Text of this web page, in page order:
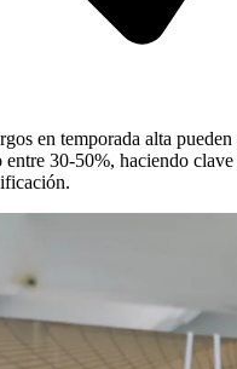
en temporada alta
entre 30-50%, haciendo